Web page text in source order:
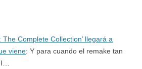
The Complete Collection’ llegará a
viene: Y para cuando el remake tan